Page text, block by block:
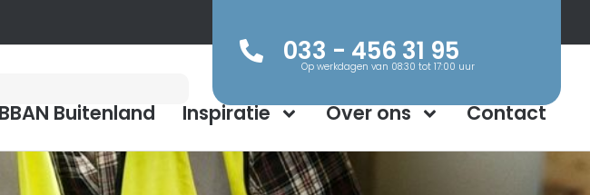
033 - 456 31 95
Op werkdagen van 08:30 tot 17:00 uur
BBAN Buitenland Inspiratie Over ons Contact